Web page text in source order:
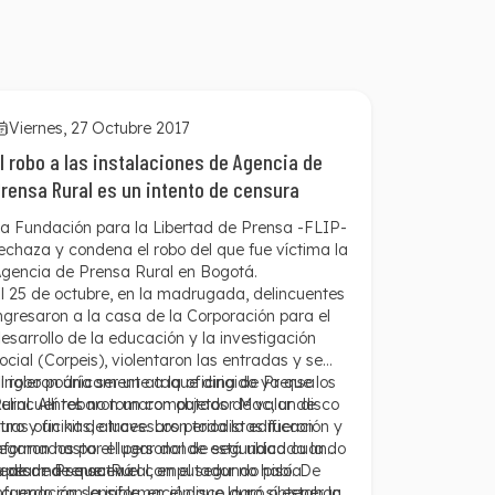
Viernes, 27 Octubre 2017
robo a las instalaciones de Agencia de
Rural es un intento de censura
Fundación para la Libertad de Prensa -FLIP-
y condena el robo del que fue víctima la
de Prensa Rural en Bogotá.
25 de octubre, en la madrugada, delincuentes
a la casa de la Corporación para el
de la educación y la investigación
(Corpeis), violentaron las entradas y se
únicamente a la oficina de Prensa
Allí robaron un computador Mac, un disco
y un kit de luces. Los periodistas fueron
por el personal de seguridad cuando
alarma se activó.
robo podría ser un ataque dirigido ya que los
no tomaron objetos de valor de
oficinas, atravesaron toda la edificación y
hasta el lugar donde está ubicada la
de Prensa Rural, en el segundo piso. De
pesar de que en el computador no había